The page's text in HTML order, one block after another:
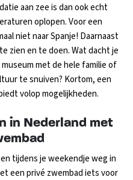
aan zee is dan ook echt
oplopen. Voor een
niet naar Spanje! Daarnaast
zien en te doen. Wat dacht je
met de hele familie of
te snuiven? Kortom, een
volop mogelijkheden.
in Nederland met
tijdens je weekendje weg in
een privé zwembad iets voor